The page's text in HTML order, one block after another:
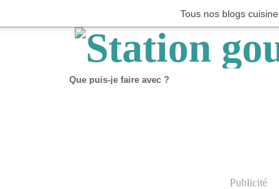
Tous nos blogs cuisine
Que puis-je faire avec ?
Publicité